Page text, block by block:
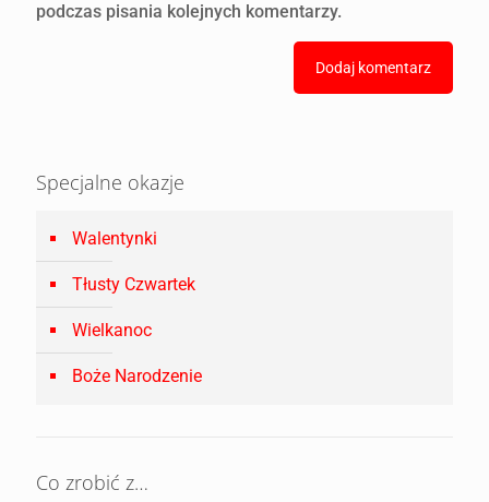
podczas pisania kolejnych komentarzy.
Specjalne okazje
Walentynki
Tłusty Czwartek
Wielkanoc
Boże Narodzenie
Co zrobić z…